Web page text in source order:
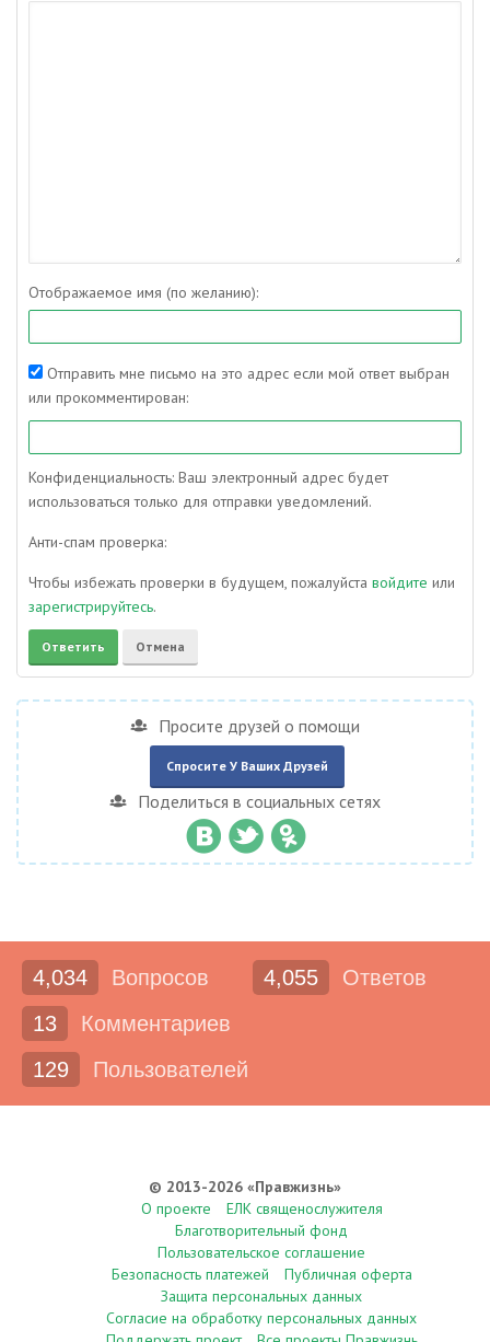
Отображаемое имя (по желанию):
Отправить мне письмо на это адрес если мой ответ выбран
или прокомментирован:
Конфиденциальность: Ваш электронный адрес будет
использоваться только для отправки уведомлений.
Анти-спам проверка:
Чтобы избежать проверки в будущем, пожалуйста войдите или
зарегистрируйтесь.
Просите друзей о помощи
Спросите У Ваших Друзей
Поделиться в социальных сетях
4,034 Вопросов 4,055
Ответов
13
Комментариев
129
Пользователей
© 2013-2026 «Правжизнь»
О проекте
ЕЛК священослужителя
Благотворительный фонд
Пользовательское соглашение
Безопасность платежей
Публичная оферта
Защита персональных данных
Согласие на обработку персональных данных